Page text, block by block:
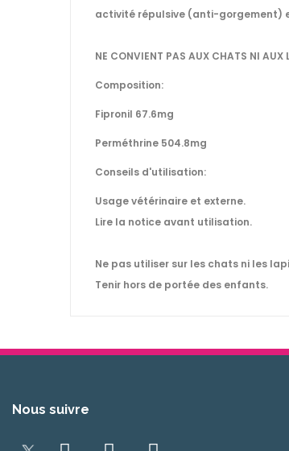
activité répulsive (anti-gorgement)
NE CONVIENT PAS AUX CHATS NI AUX
Composition:
Fipronil 67.6mg
Perméthrine 504.8mg
Conseils d'utilisation:
Usage vétérinaire et externe.
Lire la notice avant utilisation.
Ne pas utiliser sur les chats ni les
Tenir hors de portée des enfants.
Nous suivre